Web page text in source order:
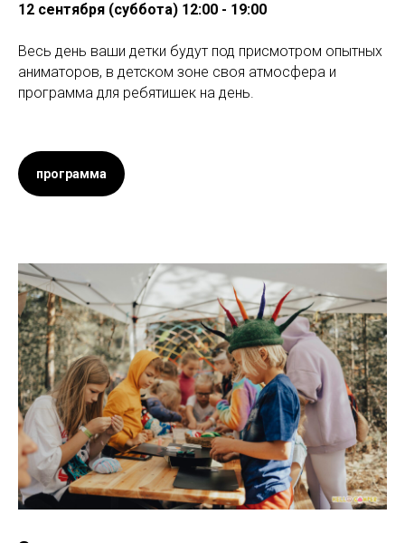
12 сентября (суббота) 12:00 - 19:00
Весь день ваши детки будут под присмотром опытных
аниматоров, в детском зоне своя атмосфера и
программа для ребятишек на день.
программа